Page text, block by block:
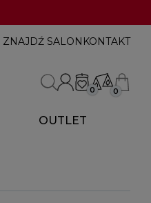
ZNAJDŹ SALON KONTAKT
0 0
OUTLET